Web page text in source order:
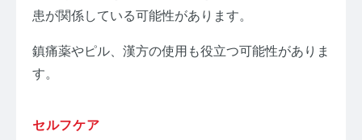
患が関係している可能性があります。
鎮痛薬やピル、漢方の使用も役立つ可能性がありま
す。
セルフケア